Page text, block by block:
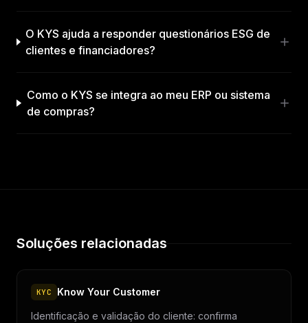
O KYS ajuda a responder questionários ESG de
clientes e financiadores?
Como o KYS se integra ao meu ERP ou sistema
de compras?
Soluções relacionadas
KYC Know Your Customer
Identificação e validação do cliente: confirma